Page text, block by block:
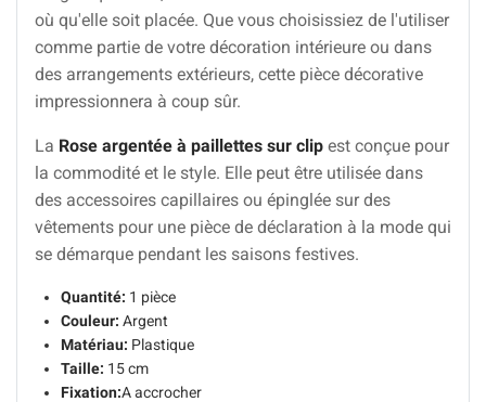
où qu'elle soit placée. Que vous choisissiez de l'utiliser
comme partie de votre décoration intérieure ou dans
des arrangements extérieurs, cette pièce décorative
impressionnera à coup sûr.
La Rose argentée à paillettes sur clip est conçue pour
la commodité et le style. Elle peut être utilisée dans
des accessoires capillaires ou épinglée sur des
vêtements pour une pièce de déclaration à la mode qui
se démarque pendant les saisons festives.
Quantité: 1 pièce
Couleur: Argent
Matériau: Plastique
Taille: 15 cm
Fixation:A accrocher